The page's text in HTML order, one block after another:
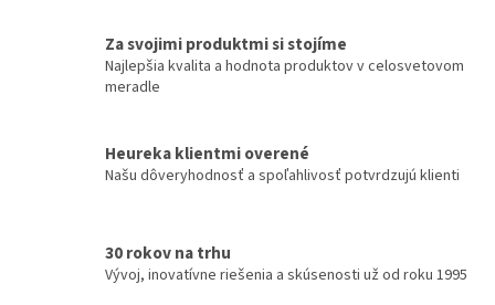
Za svojimi produktmi si stojíme
Najlepšia kvalita a hodnota produktov v celosvetovom
meradle
Heureka klientmi overené
Našu dôveryhodnosť a spoľahlivosť potvrdzujú klienti
30 rokov na trhu
Vývoj, inovatívne riešenia a skúsenosti už od roku 1995